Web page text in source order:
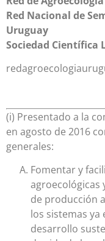
Red Nacional de
Uruguay
Sociedad Científica
(i) Presentado a la
en agosto de 2016
generales:
Fomentar y
agroecológicas
de producción
los sistemas
desarrollo